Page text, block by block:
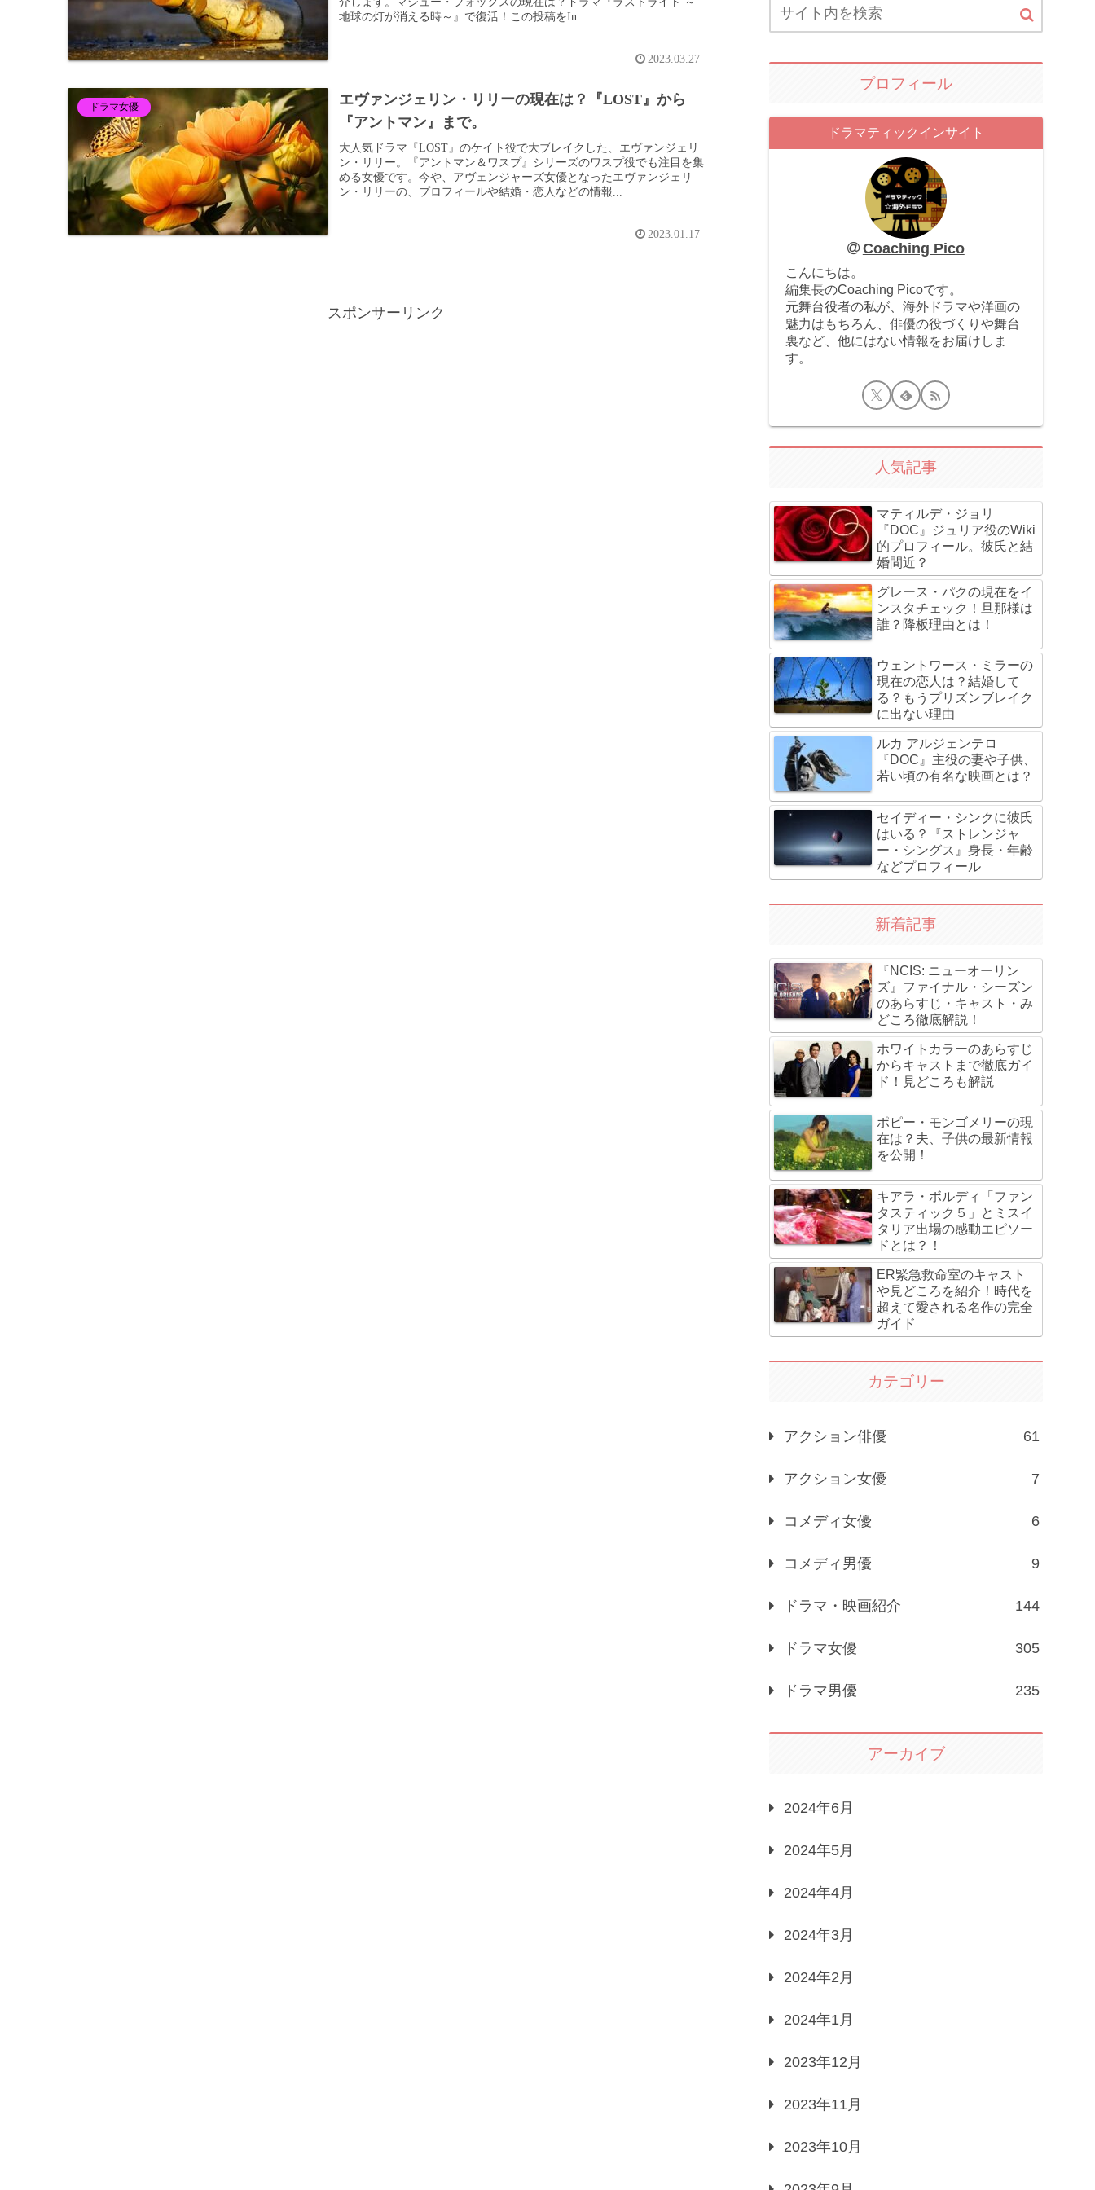
地球の灯が消える時～』で復活！この投稿をIn...
2023.03.27
ドラマ女優
エヴァンジェリン・リリーの現在は？『LOST』から
『アントマン』まで。
大人気ドラマ『LOST』のケイト役で大ブレイクした、エヴァンジェリ
ン・リリー。『アントマン＆ワスプ』シリーズのワスプ役でも注目を集
める女優です。今や、アヴェンジャーズ女優となったエヴァンジェリ
ン・リリーの、プロフィールや結婚・恋人などの情報...
2023.01.17
スポンサーリンク
プロフィール
ドラマティックインサイト
Coaching Pico
こんにちは。
編集長のCoaching Picoです。
元舞台役者の私が、海外ドラマや洋画の
魅力はもちろん、俳優の役づくりや舞台
裏など、他にはない情報をお届けしま
す。
人気記事
マティルデ・ジョリ
『DOC』ジュリア役のWiki
的プロフィール。彼氏と結
婚間近？
グレース・パクの現在をイ
ンスタチェック！旦那様は
誰？降板理由とは！
ウェントワース・ミラーの
現在の恋人は？結婚して
る？もうプリズンブレイク
に出ない理由
ルカ アルジェンテロ
『DOC』主役の妻や子供、
若い頃の有名な映画とは？
セイディー・シンクに彼氏
はいる？『ストレンジャ
ー・シングス』身長・年齢
などプロフィール
新着記事
『NCIS: ニューオーリン
ズ』ファイナル・シーズン
のあらすじ・キャスト・み
どころ徹底解説！
ホワイトカラーのあらすじ
からキャストまで徹底ガイ
ド！見どころも解説
ポピー・モンゴメリーの現
在は？夫、子供の最新情報
を公開！
キアラ・ボルディ「ファン
タスティック５」とミスイ
タリア出場の感動エピソー
ドとは？！
ER緊急救命室のキャスト
や見どころを紹介！時代を
超えて愛される名作の完全
ガイド
カテゴリー
アクション俳優 61
アクション女優 7
コメディ女優 6
コメディ男優 9
ドラマ・映画紹介 144
ドラマ女優 305
ドラマ男優 235
アーカイブ
2024年6月
2024年5月
2024年4月
2024年3月
2024年2月
2024年1月
2023年12月
2023年11月
2023年10月